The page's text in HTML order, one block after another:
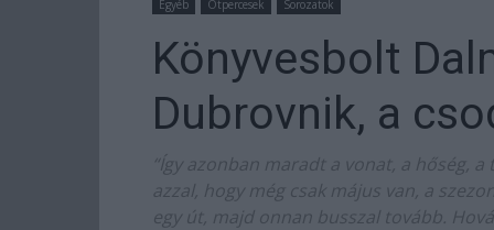
Egyéb Ötpercesek Sorozatok
Könyvesbolt
Dubrovnik, a
“Így azonban maradt a vonat, a hőség,
azzal, hogy még csak május van, a
egy út, majd onnan busszal tovább.